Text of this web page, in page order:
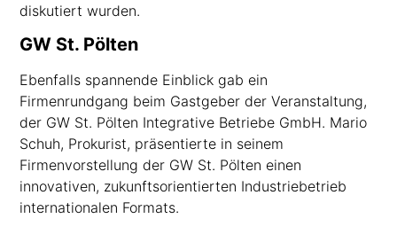
diskutiert wurden.
GW St. Pölten
Ebenfalls spannende Einblick gab ein
Firmenrundgang beim Gastgeber der Veranstaltung,
der GW St. Pölten Integrative Betriebe GmbH. Mario
Schuh, Prokurist, präsentierte in seinem
Firmenvorstellung der GW St. Pölten einen
innovativen, zukunftsorientierten Industriebetrieb
internationalen Formats.